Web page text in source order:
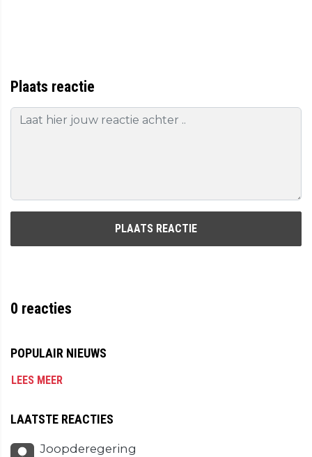
Plaats reactie
PLAATS REACTIE
0 reacties
POPULAIR NIEUWS
LEES MEER
LAATSTE REACTIES
Joopderegering